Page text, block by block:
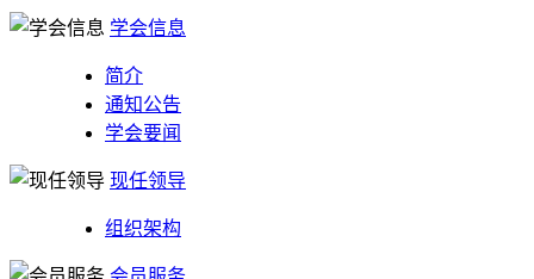
学会信息
简介
通知公告
学会要闻
现任领导
组织架构